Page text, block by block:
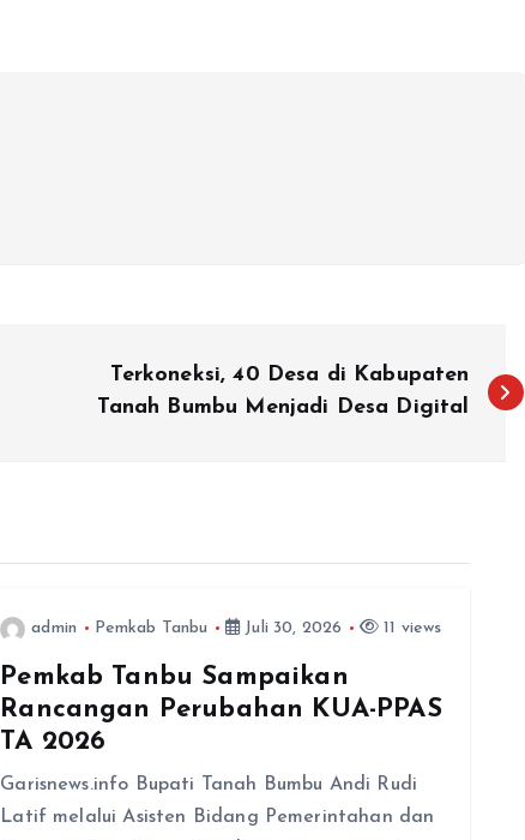
Terkoneksi, 40 Desa di Kabupaten
Tanah Bumbu Menjadi Desa Digital
admin Pemkab Tanbu Juli 30, 2026 11 views
Pemkab Tanbu Sampaikan
Rancangan Perubahan KUA-PPAS
TA 2026
Garisnews.info Bupati Tanah Bumbu Andi Rudi
Latif melalui Asisten Bidang Pemerintahan dan